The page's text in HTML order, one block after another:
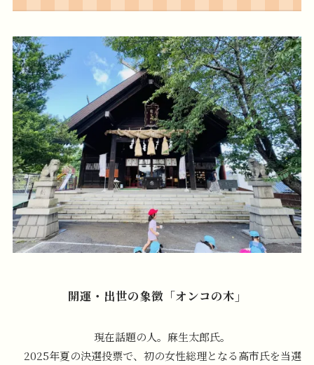
開運・出世の象徴「オンコの木」
現在話題の人。麻生太郎氏。
2025年夏の決選投票で、初の女性総理となる高市氏を当選